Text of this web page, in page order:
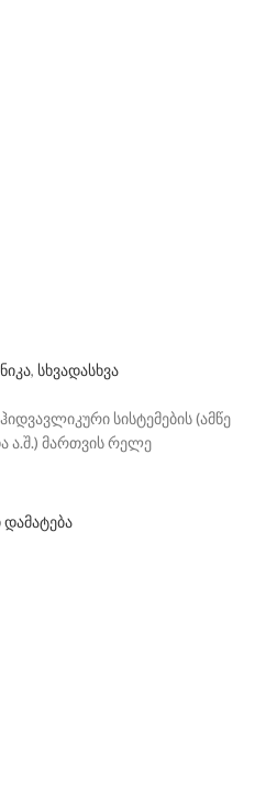
, სხვადასხვა
სისტემების (ამწე
ა.შ.) მართვის რელე